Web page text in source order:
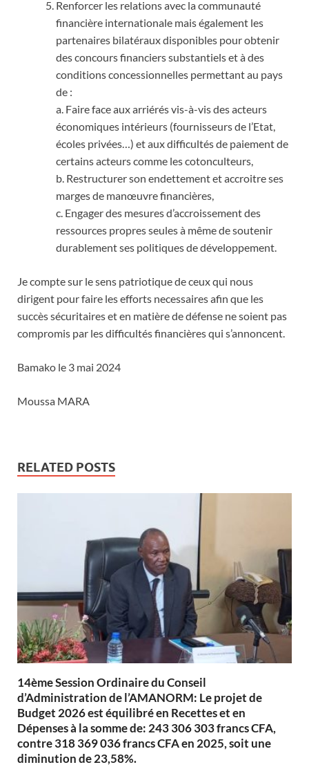
Renforcer les relations avec la communauté
financière internationale mais également les
partenaires bilatéraux disponibles pour obtenir
des concours financiers substantiels et à des
conditions concessionnelles permettant au pays
de :
a. Faire face aux arriérés vis-à-vis des acteurs
économiques intérieurs (fournisseurs de l’Etat,
écoles privées…) et aux difficultés de paiement de
certains acteurs comme les cotonculteurs,
b. Restructurer son endettement et accroitre ses
marges de manœuvre financières,
c. Engager des mesures d’accroissement des
ressources propres seules à même de soutenir
durablement ses politiques de développement.
Je compte sur le sens patriotique de ceux qui nous
dirigent pour faire les efforts necessaires afin que les
succès sécuritaires et en matière de défense ne soient pas
compromis par les difficultés financières qui s’annoncent.
Bamako le 3 mai 2024
Moussa MARA
RELATED POSTS
14ème Session Ordinaire du Conseil
d’Administration de l’AMANORM: Le projet de
Budget 2026 est équilibré en Recettes et en
Dépenses à la somme de: 243 306 303 francs CFA,
contre 318 369 036 francs CFA en 2025, soit une
diminution de 23,58%.